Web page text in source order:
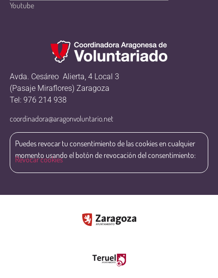
Youtube
Avda. Cesáreo Alierta, 4 Local 3
(Pasaje Miraflores) Zaragoza
Tel: 976 214 938
coordinadora@aragonvoluntario.net
Puedes revocar tu consentimiento de las cookies en cualquier
momento usando el botón de revocación del consentimiento:
Revocar cookies